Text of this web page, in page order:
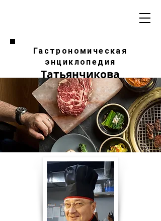
Гастрономическая
энциклопедия
Татьянчикова